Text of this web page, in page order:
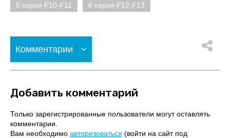
5 серия F10-F11
6 серия F12-F13
Комментарии
Добавить комментарий
Только зарегистрированные пользователи могут оставлять
комментарии.
Вам необходимо авторизоваться (войти на сайт под